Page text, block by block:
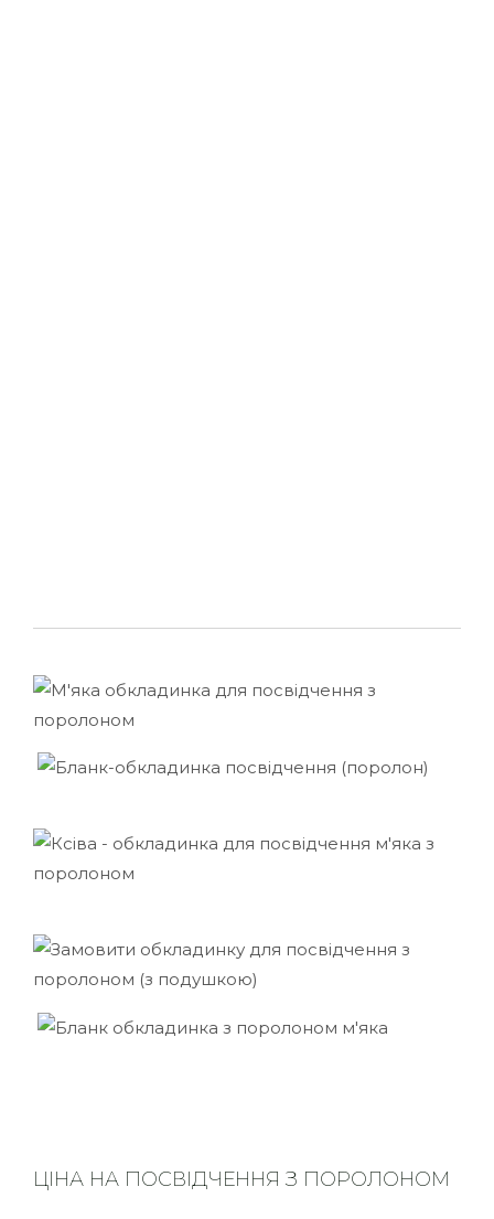
ЦІНА НА ПОСВІДЧЕННЯ З ПОРОЛОНОМ